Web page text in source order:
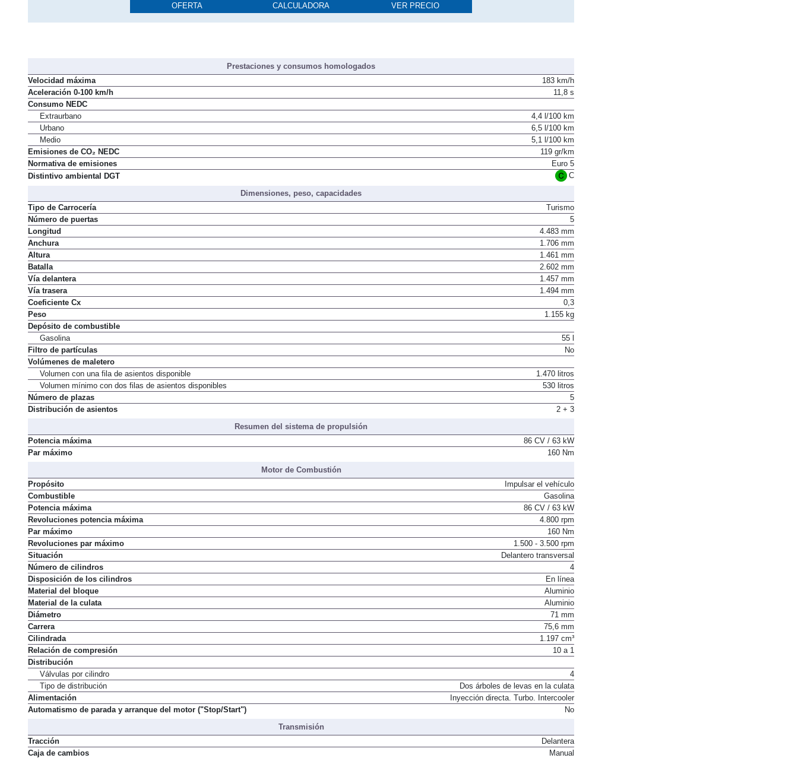
OFERTA CALCULADORA VER PRECIO
Prestaciones y consumos homologados
Velocidad máxima
183 km/h
Aceleración 0-100 km/h
11,8 s
Consumo NEDC
Extraurbano
4,4 l/100 km
Urbano
6,5 l/100 km
Medio
5,1 l/100 km
Emisiones de CO₂ NEDC
119 gr/km
Normativa de emisiones
Euro 5
Distintivo ambiental DGT
C
Dimensiones, peso, capacidades
Tipo de Carrocería
Turismo
Número de puertas
5
Longitud
4.483 mm
Anchura
1.706 mm
Altura
1.461 mm
Batalla
2.602 mm
Vía delantera
1.457 mm
Vía trasera
1.494 mm
Coeficiente Cx
0,3
Peso
1.155 kg
Depósito de combustible
Gasolina
55 l
Filtro de partículas
No
Volúmenes de maletero
Volumen con una fila de asientos disponible
1.470 litros
Volumen mínimo con dos filas de asientos disponibles
530 litros
Número de plazas
5
Distribución de asientos
2 + 3
Resumen del sistema de propulsión
Potencia máxima
86 CV / 63 kW
Par máximo
160 Nm
Motor de Combustión
Propósito
Impulsar el vehículo
Combustible
Gasolina
Potencia máxima
86 CV / 63 kW
Revoluciones potencia máxima
4.800 rpm
Par máximo
160 Nm
Revoluciones par máximo
1.500 - 3.500 rpm
Situación
Delantero transversal
Número de cilindros
4
Disposición de los cilindros
En línea
Material del bloque
Aluminio
Material de la culata
Aluminio
Diámetro
71 mm
Carrera
75,6 mm
Cilindrada
1.197 cm³
Relación de compresión
10 a 1
Distribución
Válvulas por cilindro
4
Tipo de distribución
Dos árboles de levas en la culata
Alimentación
Inyección directa. Turbo. Intercooler
Automatismo de parada y arranque del motor ("Stop/Start")
No
Transmisión
Tracción
Delantera
Caja de cambios
Manual